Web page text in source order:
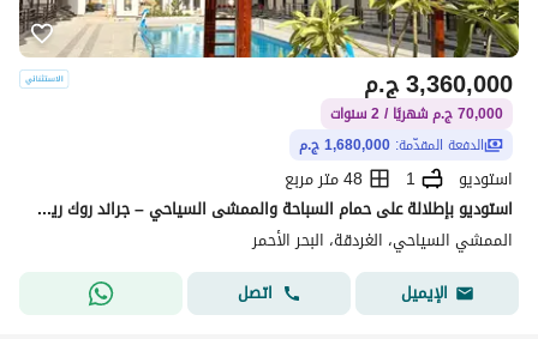
ج.م3,360,000
70,000 ج.م شهريًا / 2 سنوات
الدفعة المقدّمة: 1,680,000 ج.م
استوديو 1
48 متر مربع
استوديو بإطلالة على حمام السباحة والممشى السياحي – جراند روك ريزورت
الممشي السياحي، الغردقة، البحر الأحمر
الإيميل
اتصل